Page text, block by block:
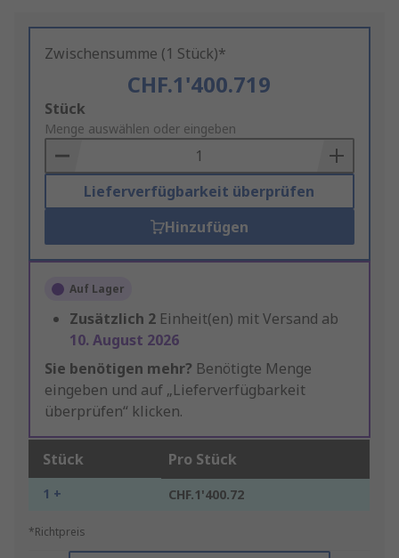
Zwischensumme (1 Stück)*
CHF.1'400.719
Add
to
Basket
Stück
Menge auswählen oder eingeben
Lieferverfügbarkeit überprüfen
Hinzufügen
Auf Lager
Zusätzlich 2 Einheit(en) mit Versand ab
10. August 2026
Sie benötigen mehr? Benötigte Menge
eingeben und auf „Lieferverfügbarkeit
überprüfen“ klicken.
Stück Pro Stück
1 + CHF.1'400.72
*Richtpreis